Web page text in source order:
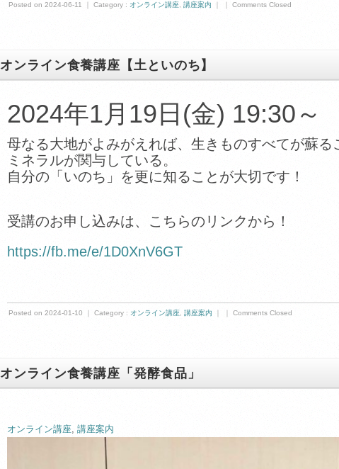
Posted on 2024-06-11 ｜ Category : オンライン講座, 講座案内 Comments Closed
オンライン食養講座【土といのち】
2024年1月19日(金) 19:30～
母なる大地がよみがえれば、生きものすべてが蘇る
ミネラルが関与している。
自分の「いのち」を更に知ることが大切です！
受講のお申し込みは、こちらのリンクから！
https://fb.me/e/1D0XnV6GT
Posted on 2024-01-10 ｜ Category : オンライン講座, 講座案内 Comments Closed
オンライン食養講座「発酵食品」
オンライン講座, 講座案内